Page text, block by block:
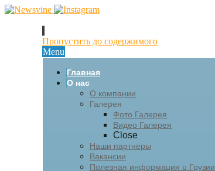
Пропустить до содержимого
Menu
Главная
О нас
О компании
Галерея
Фото Галерея
Видео Галерея
Close
Наши партнеры
Вакансии
Полезная информация о Грузии